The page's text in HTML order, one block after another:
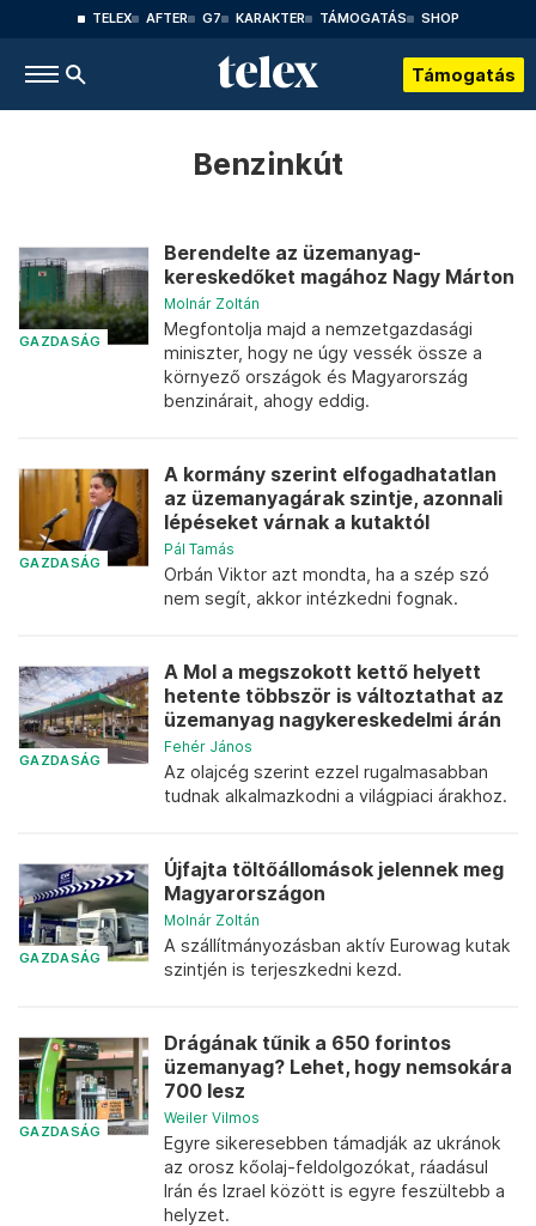
TELEX AFTER G7 KARAKTER TÁMOGATÁS SHOP
Támogatás
Benzinkút
GAZDASÁG
Berendelte az üzemanyag-
kereskedőket magához Nagy Márton
Molnár Zoltán
Megfontolja majd a nemzetgazdasági
miniszter, hogy ne úgy vessék össze a
környező országok és Magyarország
benzinárait, ahogy eddig.
GAZDASÁG
A kormány szerint elfogadhatatlan
az üzemanyagárak szintje, azonnali
lépéseket várnak a kutaktól
Pál Tamás
Orbán Viktor azt mondta, ha a szép szó
nem segít, akkor intézkedni fognak.
GAZDASÁG
A Mol a megszokott kettő helyett
hetente többször is változtathat az
üzemanyag nagykereskedelmi árán
Fehér János
Az olajcég szerint ezzel rugalmasabban
tudnak alkalmazkodni a világpiaci árakhoz.
GAZDASÁG
Újfajta töltőállomások jelennek meg
Magyarországon
Molnár Zoltán
A szállítmányozásban aktív Eurowag kutak
szintjén is terjeszkedni kezd.
GAZDASÁG
Drágának tűnik a 650 forintos
üzemanyag? Lehet, hogy nemsokára
700 lesz
Weiler Vilmos
Egyre sikeresebben támadják az ukránok
az orosz kőolaj-feldolgozókat, ráadásul
Irán és Izrael között is egyre feszültebb a
helyzet.